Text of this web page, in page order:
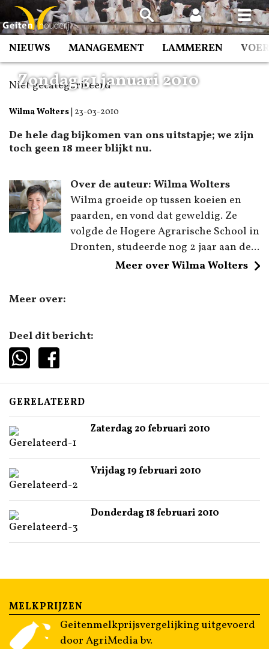
Spring
naar
inhoud
NIEUWS MANAGEMENT LAMMEREN
Niet gecategoriseerd
Zondag 31 januari 2010
Wilma Wolters 23-03-2010
De hele dag bijkomen van ons uitstapje; we zijn
toch geen 18 meer blijkt nu.
Over de auteur: Wilma Wolters
Wilma groeide op tussen koeien en
paarden, en vond dat geweldig. Ze
volgde de Hogere Agrarische School in
Dronten, studeerde nog 2 jaar aan de...
Meer over Wilma Wolters
Meer over:
Deel dit bericht:
GERELATEERD
Zaterdag 20 februari 2010
Vrijdag 19 februari 2010
Donderdag 18 februari 2010
MELKPRIJZEN
Geitenmelkprijsvergelijking uitgevoerd
door AgriMedia bv.